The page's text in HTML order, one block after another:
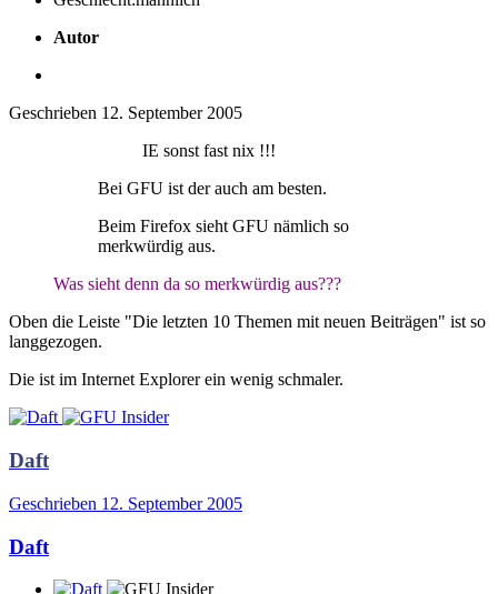
Autor
Geschrieben 12. September 2005
IE sonst fast nix !!!
Bei GFU ist der auch am besten.
Beim Firefox sieht GFU nämlich so
merkwürdig aus.
Was sieht denn da so merkwürdig aus???
Oben die Leiste "Die letzten 10 Themen mit neuen Beiträgen" ist so
langgezogen.
Die ist im Internet Explorer ein wenig schmaler.
Daft
Geschrieben 12. September 2005
Daft